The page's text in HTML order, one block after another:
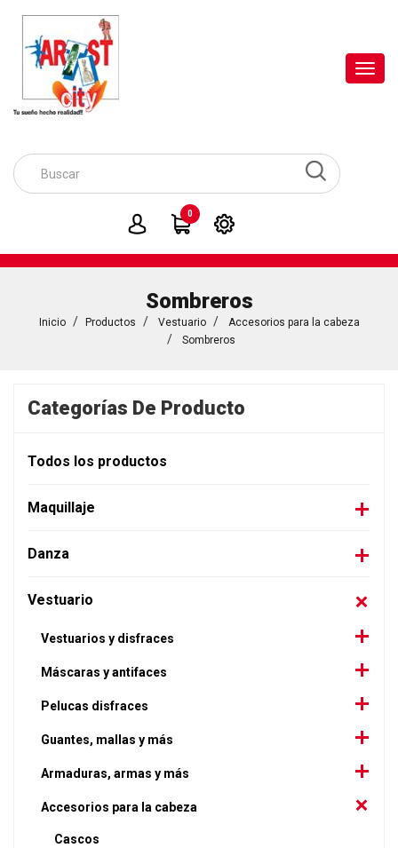
0
Sombreros
Inicio Productos Vestuario
Accesorios para la cabeza
Sombreros
Categorías De Producto
Todos los productos
Maquillaje
Danza
Vestuario
Vestuarios y disfraces
Máscaras y antifaces
Pelucas disfraces
Guantes, mallas y más
Armaduras, armas y más
Accesorios para la cabeza
Cascos